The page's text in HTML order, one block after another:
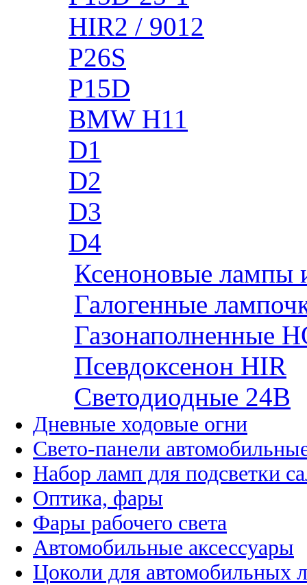
HIR2 / 9012
P26S
P15D
BMW H11
D1
D2
D3
D4
Ксеноновые лампы
Галогенные
Газонаполненные
Псевдоксенон HIR
Cветодиодные 24B
Дневные ходовые огни
Свето-панели
Набор ламп для подсветки
Оптика, фары
Фары рабочего света
Автомобильные аксессуары
Цоколи для автомобильных